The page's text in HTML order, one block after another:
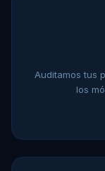
Auditamos tus
los